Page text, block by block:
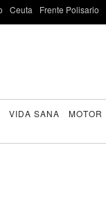
Ceuta Frente Polisario
VIDA SANA MOTOR